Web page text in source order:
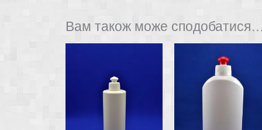
Вам також може сподобатися…